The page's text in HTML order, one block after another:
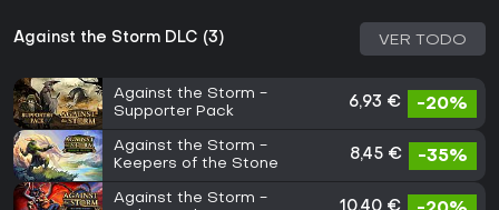
Against the Storm DLC (3) VER TODO
Against the Storm -
Supporter Pack
6,93 € -20%
Against the Storm -
Keepers of the Stone
8,45 € -35%
Against the Storm -